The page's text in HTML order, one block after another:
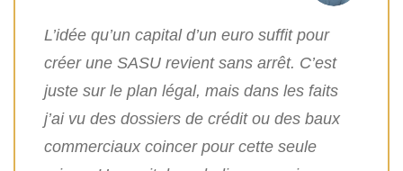
L’idée qu’un capital d’un euro suffit pour
créer une SASU revient sans arrêt. C’est
juste sur le plan légal, mais dans les faits
j’ai vu des dossiers de crédit ou des baux
commerciaux coincer pour cette seule